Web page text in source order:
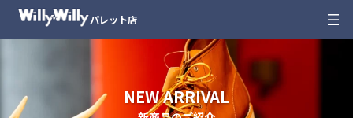
パレット店
NEW ARRIVAL